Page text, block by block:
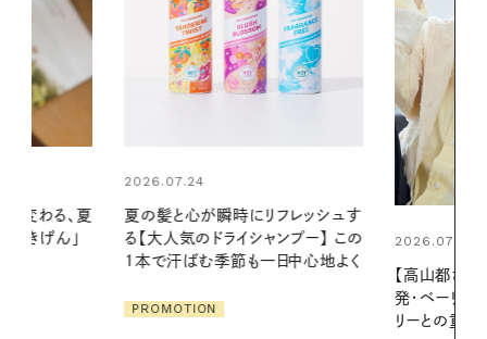
レッシュす
プー】 この
2026.07.21
リーとの重ねづけも素敵な大人の
2026.06.01
やりジェルと
ア
PROMOTION